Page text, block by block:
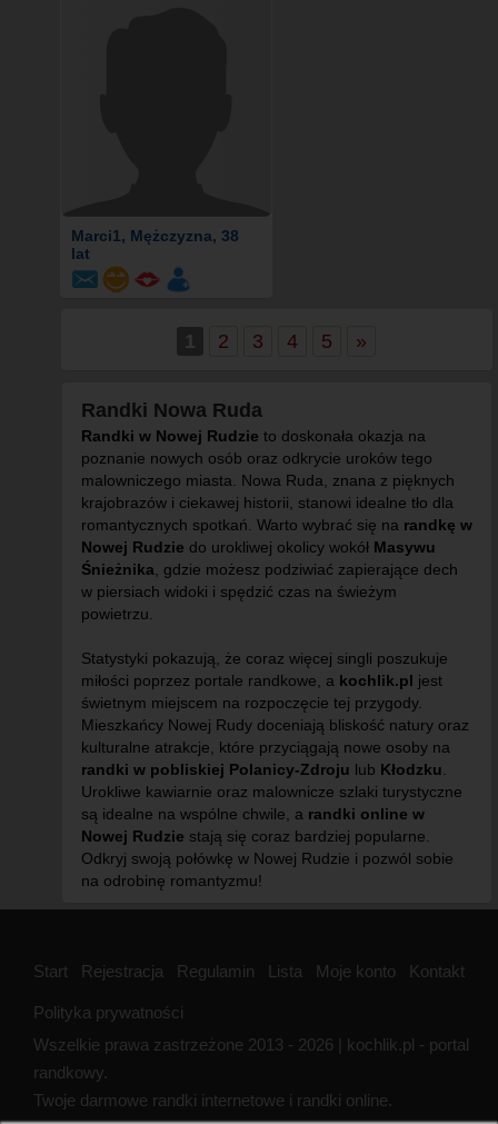
Marci1, Mężczyzna, 38
lat
1 2 3 4 5 »
Randki Nowa Ruda
Randki w Nowej Rudzie to doskonała okazja na
poznanie nowych osób oraz odkrycie uroków tego
malowniczego miasta. Nowa Ruda, znana z pięknych
krajobrazów i ciekawej historii, stanowi idealne tło dla
romantycznych spotkań. Warto wybrać się na randkę w
Nowej Rudzie do urokliwej okolicy wokół Masywu
Śnieżnika , gdzie możesz podziwiać zapierające dech
w piersiach widoki i spędzić czas na świeżym
powietrzu.
Statystyki pokazują, że coraz więcej singli poszukuje
miłości poprzez portale randkowe, a kochlik.pl jest
świetnym miejscem na rozpoczęcie tej przygody.
Mieszkańcy Nowej Rudy doceniają bliskość natury oraz
kulturalne atrakcje, które przyciągają nowe osoby na
randki w pobliskiej Polanicy-Zdroju lub Kłodzku
Urokliwe kawiarnie oraz malownicze szlaki turystyczne
są idealne na wspólne chwile, a randki online w
Nowej Rudzie stają się coraz bardziej popularne.
Odkryj swoją połówkę w Nowej Rudzie i pozwól sobie
na odrobinę romantyzmu!
Start Rejestracja Regulamin Lista Moje konto Kontakt
Polityka prywatności
Wszelkie prawa zastrzeżone 2013 - 2026 | kochlik.pl - portal
randkowy.
Twoje darmowe randki internetowe i randki online.